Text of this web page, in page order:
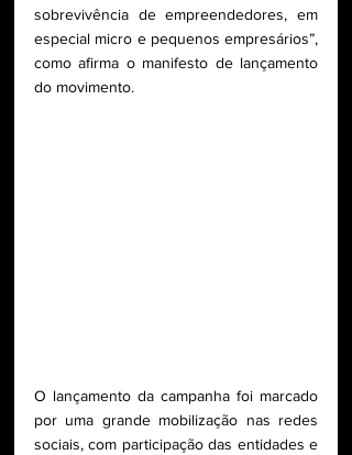
sobrevivência de empreendedores, em
especial micro e pequenos empresários”,
como afirma o manifesto de lançamento
do movimento.
O lançamento da campanha foi marcado
por uma grande mobilização nas redes
sociais, com participação das entidades e